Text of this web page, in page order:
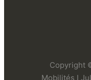
Copyright
Mobilités I